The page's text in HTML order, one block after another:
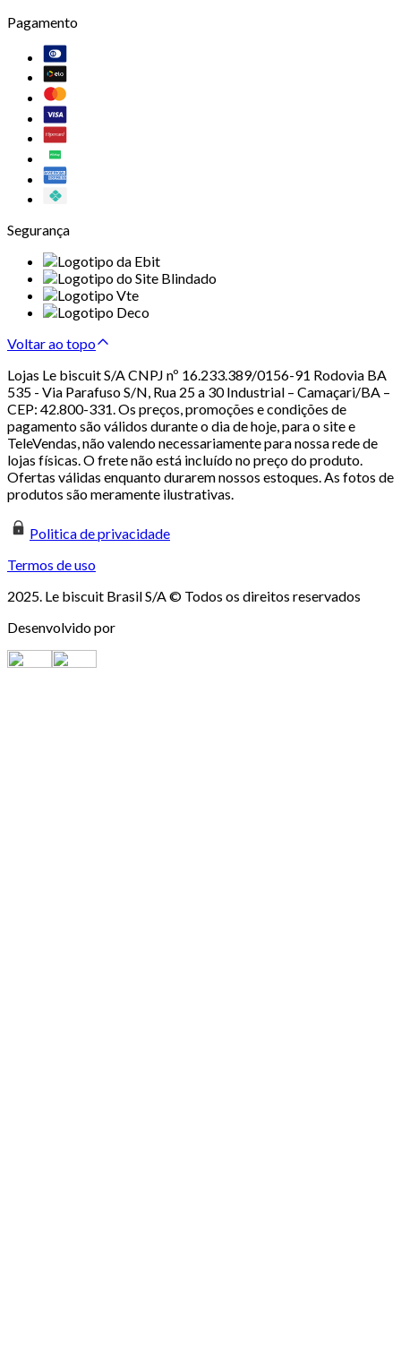
Pagamento
Segurança
Voltar ao topo
Lojas Le biscuit S/A CNPJ nº 16.233.389/0156-91 Rodovia BA
535 - Via Parafuso S/N, Rua 25 a 30 Industrial – Camaçari/BA –
CEP: 42.800-331. Os preços, promoções e condições de
pagamento são válidos durante o dia de hoje, para o site e
TeleVendas, não valendo necessariamente para nossa rede de
lojas físicas. O frete não está incluído no preço do produto.
Ofertas válidas enquanto durarem nossos estoques. As fotos de
produtos são meramente ilustrativas.
Politica de privacidade
Termos de uso
2025. Le biscuit Brasil S/A © Todos os direitos reservados
Desenvolvido por